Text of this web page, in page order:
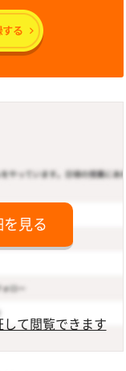
見る
て閲覧できます